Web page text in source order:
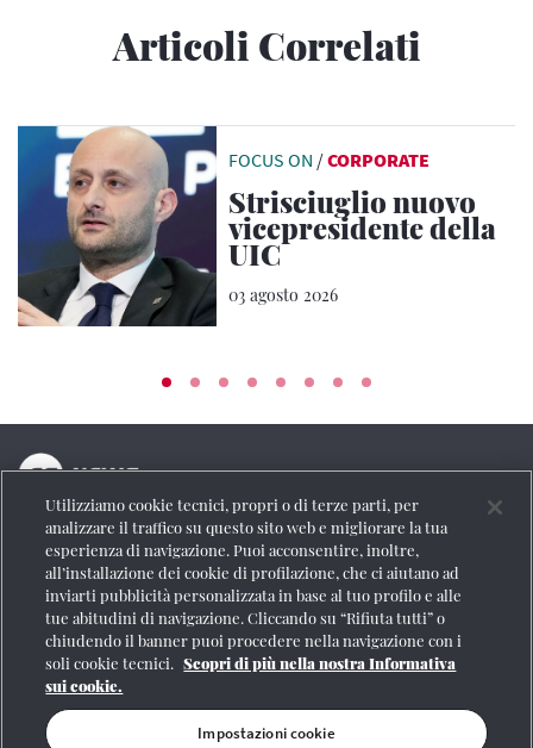
Articoli Correlati
FOCUS ON /CORPORATE
Strisciuglio nuovo
vicepresidente della
UIC
03 agosto 2026
La testata online del Gruppo FS Italiane
Social
Se vuoi contattarci o avere altre informazioni
CONTATTI
Utilizziamo cookie tecnici, propri o di terze parti, per
analizzare il traffico su questo sito web e migliorare la tua
esperienza di navigazione. Puoi acconsentire, inoltre,
all’installazione dei cookie di profilazione, che ci aiutano ad
inviarti pubblicità personalizzata in base al tuo profilo e alle
tue abitudini di navigazione. Cliccando su “Rifiuta tutti” o
chiudendo il banner puoi procedere nella navigazione con i
soli cookie tecnici. Scopri di più nella nostra Informativa
sui cookie.
Impostazioni cookie